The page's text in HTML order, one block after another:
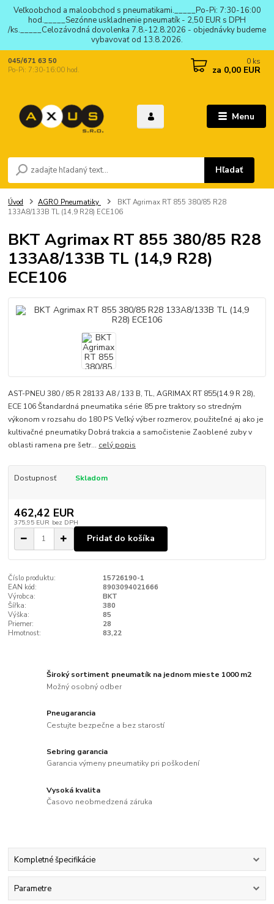
Veľkoobchod a maloobchod s pneumatikami._____Po-Pi: 7:30-16:00
hod._____Sezónne uskladnenie pneumatík - 2,50 EUR s DPH
/ks._____Celozávodná dovolenka 7.8.-12.8.2026 - objednávky budeme
vybavovať od 13.8.2026.
Menu
Hľadať
045/671 63 50
Po-Pi: 7:30-16:00 hod.
0 ks
za 0,00 EUR
Úvod AGRO Pneumatiky
BKT Agrimax RT 855 380/85 R28
133A8/133B TL (14,9 R28) ECE106
BKT Agrimax RT 855 380/85 R28
133A8/133B TL (14,9 R28)
ECE106
AST-PNEU 380 / 85 R 28133 A8 / 133 B, TL, AGRIMAX RT 855(14.9 R 28),
ECE 106 Štandardná pneumatika série 85 pre traktory so stredným
výkonom v rozsahu do 180 PS Veľký výber rozmerov, použiteľné aj ako je
kultivačné pneumatiky Dobrá trakcia a samočistenie Zaoblené zuby v
oblasti ramena pre šetr... celý popis
Dostupnosť Skladom
462,42 EUR
375,95 EUR bez DPH
Pridať do košíka
Číslo produktu:
15726190-1
EAN kód:
8903094021666
Výrobca:
BKT
Šířka:
380
Výška:
85
Priemer:
28
Hmotnost:
83,22
Široký sortiment pneumatík na jednom mieste 1000 m2
Možný osobný odber
Pneugarancia
Cestujte bezpečne a bez starostí
Sebring garancia
Garancia výmeny pneumatiky pri poškodení
Vysoká kvalita
Časovo neobmedzená záruka
Kompletné špecifikácie
Parametre